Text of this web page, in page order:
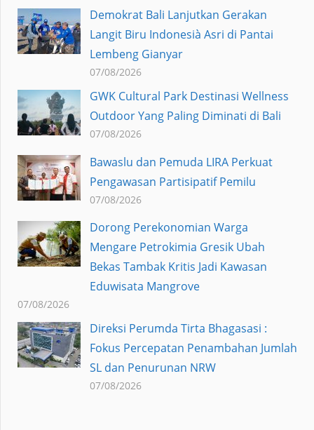
Demokrat Bali Lanjutkan Gerakan
Langit Biru Indonesià Asri di Pantai
Lembeng Gianyar
07/08/2026
GWK Cultural Park Destinasi Wellness
Outdoor Yang Paling Diminati di Bali
07/08/2026
Bawaslu dan Pemuda LIRA Perkuat
Pengawasan Partisipatif Pemilu
07/08/2026
Dorong Perekonomian Warga
Mengare Petrokimia Gresik Ubah
Bekas Tambak Kritis Jadi Kawasan
Eduwisata Mangrove
07/08/2026
Direksi Perumda Tirta Bhagasasi :
Fokus Percepatan Penambahan Jumlah
SL dan Penurunan NRW
07/08/2026